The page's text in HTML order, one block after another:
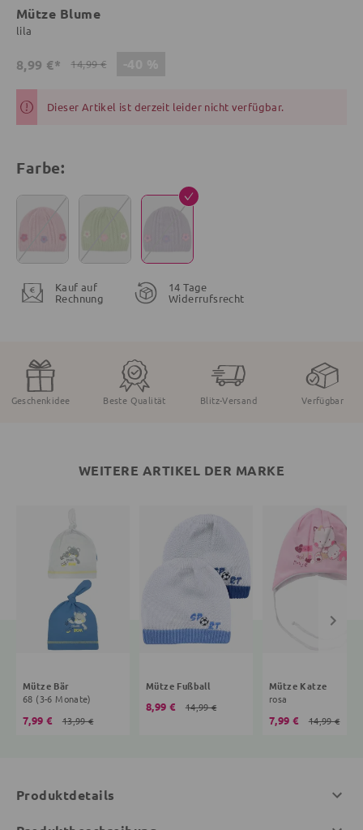
Mütze Blume
lila
8,99 €* 14,99 €
Dieser Artikel ist derzeit leider nicht verfügbar.
Farbe:
Kauf auf
Rechnung
14 Tage
Widerrufsrecht
Geschenkidee Beste Qualität Blitz-Versand Verfügbar
WEITERE ARTIKEL DER MARKE
Mütze Bär
68 (3-6 Monate)
7,99 € 13,99 €
Mütze Fußball
8,99 € 14,99 €
Mütze Katze
rosa
7,99 € 14,99 €
Produktdetails